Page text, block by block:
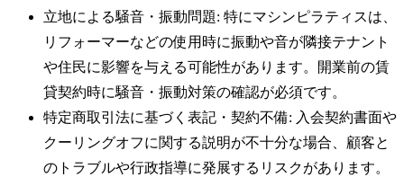
立地による騒音・振動問題: 特にマシンピラティスは、
リフォーマーなどの使用時に振動や音が隣接テナント
や住民に影響を与える可能性があります。開業前の賃
貸契約時に騒音・振動対策の確認が必須です。
特定商取引法に基づく表記・契約不備: 入会契約書面や
クーリングオフに関する説明が不十分な場合、顧客と
のトラブルや行政指導に発展するリスクがあります。